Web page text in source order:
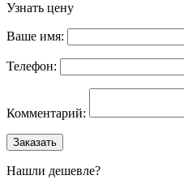
Узнать цену
Ваше имя:
Телефон:
Комментарий:
Заказать
Нашли дешевле?